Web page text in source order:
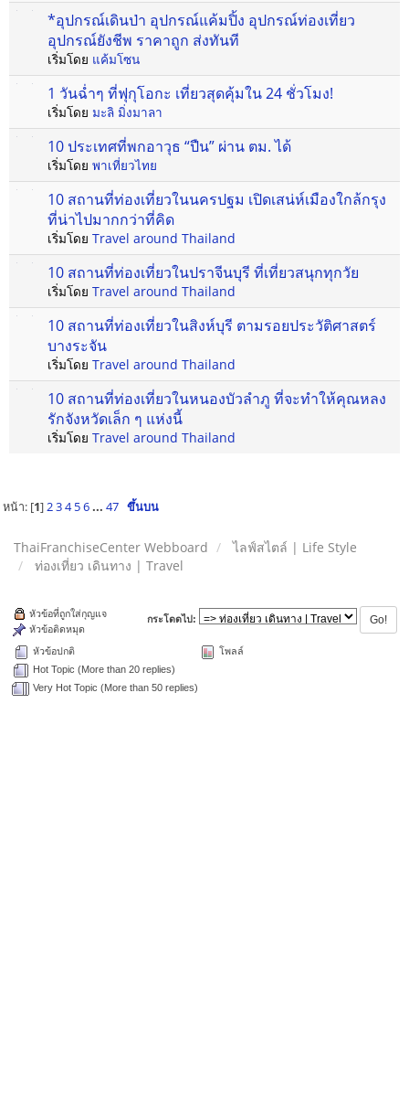
*อุปกรณ์เดินป่า อุปกรณ์แค้มปิ้ง อุปกรณ์ท่องเที่ยว
อุปกรณ์ยังชีพ ราคาถูก ส่งทันที
เริ่มโดย แค้มโซน
1 วันฉ่ำๆ ที่ฟุกุโอกะ เที่ยวสุดคุ้มใน 24 ชั่วโมง!
เริ่มโดย มะลิ มิ่งมาลา
10 ประเทศที่พกอาวุธ “ปืน” ผ่าน ตม. ได้
เริ่มโดย พาเที่ยวไทย
10 สถานที่ท่องเที่ยวในนครปฐม เปิดเสน่ห์เมืองใกล้กรุง
ที่น่าไปมากกว่าที่คิด
เริ่มโดย Travel around Thailand
10 สถานที่ท่องเที่ยวในปราจีนบุรี ที่เที่ยวสนุกทุกวัย
เริ่มโดย Travel around Thailand
10 สถานที่ท่องเที่ยวในสิงห์บุรี ตามรอยประวัติศาสตร์
บางระจัน
เริ่มโดย Travel around Thailand
10 สถานที่ท่องเที่ยวในหนองบัวลำภู ที่จะทำให้คุณหลง
รักจังหวัดเล็ก ๆ แห่งนี้
เริ่มโดย Travel around Thailand
หน้า: [1]2 3 4 5 6 ... 47 ขึ้นบน
ThaiFranchiseCenter Webboard
ไลฟ์สไตล์ | Life Style
ท่องเที่ยว เดินทาง | Travel
กระโดดไป:
หัวข้อปกติ
Hot Topic (More than 20 replies)
Very Hot Topic (More than 50 replies)
หัวข้อที่ถูกใส่กุญแจ
หัวข้อติดหมุด
โพลล์